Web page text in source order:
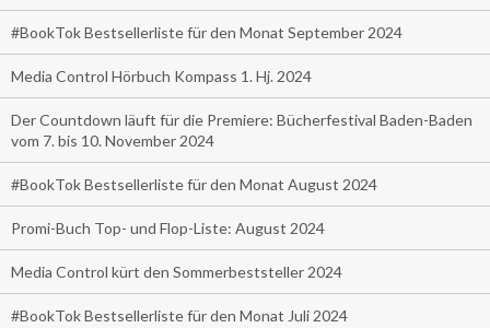
#BookTok Bestsellerliste für den Monat September 2024
Media Control Hörbuch Kompass 1. Hj. 2024
Der Countdown läuft für die Premiere: Bücherfestival Baden-Baden
vom 7. bis 10. November 2024
#BookTok Bestsellerliste für den Monat August 2024
Promi-Buch Top- und Flop-Liste: August 2024
Media Control kürt den Sommerbeststeller 2024
#BookTok Bestsellerliste für den Monat Juli 2024